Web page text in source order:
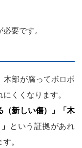
要です。
木部が腐ってボロボ
くくなります。
（新しい傷）」「木
という証拠があれ
。